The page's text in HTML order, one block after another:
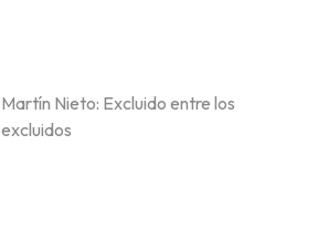
Martín Nieto: Excluido entre los
excluidos